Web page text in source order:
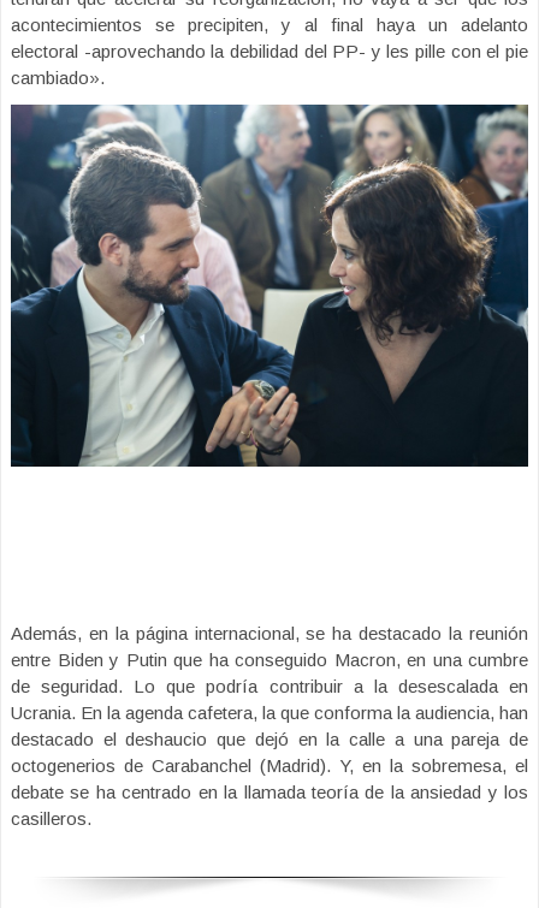
acontecimientos se precipiten, y al final haya un adelanto
electoral -aprovechando la debilidad del PP- y les pille con el pie
cambiado».
Además, en la página internacional, se ha destacado la reunión
entre Biden y Putin que ha conseguido Macron, en una cumbre
de seguridad. Lo que podría contribuir a la desescalada en
Ucrania. En la agenda cafetera, la que conforma la audiencia, han
destacado el deshaucio que dejó en la calle a una pareja de
octogenerios de Carabanchel (Madrid). Y, en la sobremesa, el
debate se ha centrado en la llamada teoría de la ansiedad y los
casilleros.